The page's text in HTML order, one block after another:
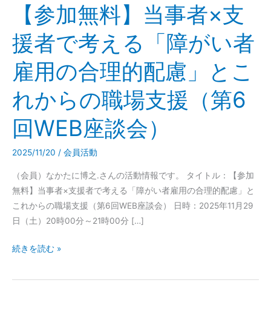
【参加無料】当事者×支
援者で考える「障がい者
雇用の合理的配慮」とこ
れからの職場支援（第6
回WEB座談会）
2025/11/20 / 会員活動
（会員）なかたに博之.さんの活動情報です。 タイトル：【参加
無料】当事者×支援者で考える「障がい者雇用の合理的配慮」と
これからの職場支援（第6回WEB座談会） 日時：2025年11月29
日（土）20時00分～21時00分 […]
×
援
者
で
考
え
る
が
い
者
雇
の
続きを読む »